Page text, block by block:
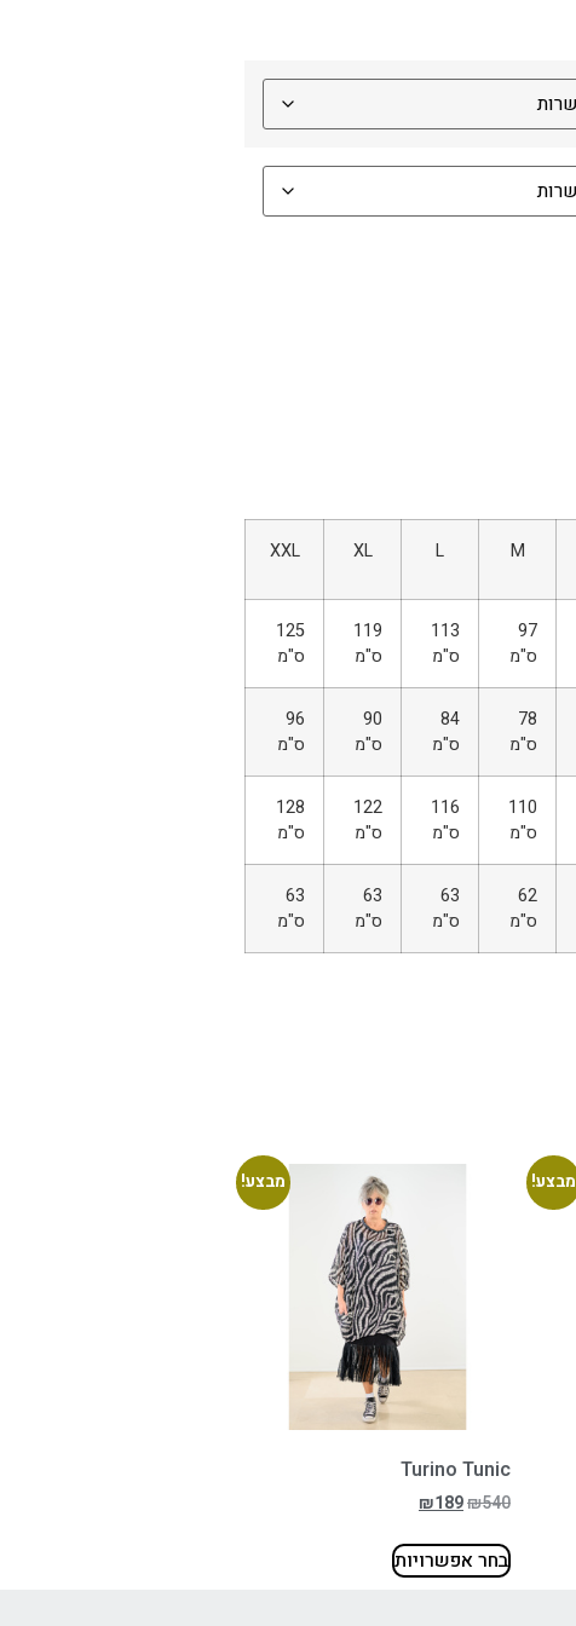
M
L
XL
XXL
97
ס"מ
113
ס"מ
119
ס"מ
125
ס"מ
78
ס"מ
84
ס"מ
90
ס"מ
96
ס"מ
110
ס"מ
116
ס"מ
122
ס"מ
128
ס"מ
62
ס"מ
63
ס"מ
63
ס"מ
63
ס"מ
מבצע! מבצע!
Turino Tunic
₪540
₪189
בחר אפשרויות